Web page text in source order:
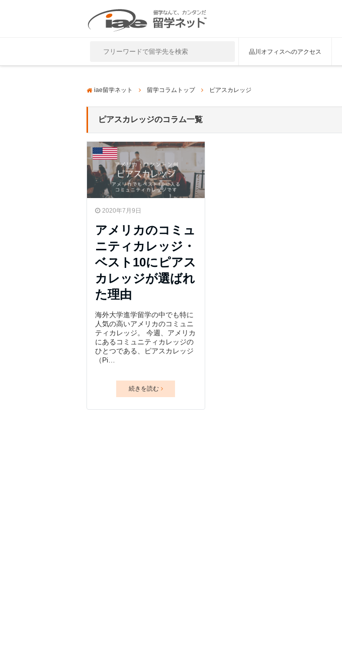
品川オフィスへのアクセス
iae留学ネット 留学コラムトップ ピアスカレッジ
ピアスカレッジのコラム一覧
2020年7月9日
アメリカのコミュ
ニティカレッジ・
ベスト10にピアス
カレッジが選ばれ
た理由
海外大学進学留学の中でも特に
人気の高いアメリカのコミュニ
ティカレッジ。 今週、アメリカ
にあるコミュニティカレッジの
ひとつである、ピアスカレッジ
（Pi…
続きを読む